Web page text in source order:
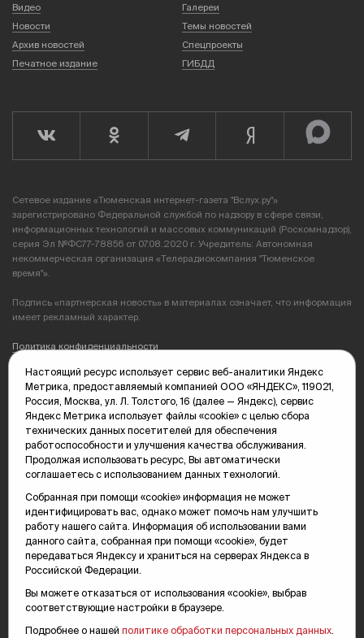
Видео
Галереи
Новости
Темы новостей
Архив новостей
Спецпроекты
Печатное издание
ГИБДД
Сетевое издание «Тюменская интернет-газета "Вслух.ру"»
зарегистрировано Федеральной службой по надзору в сфере связи,
информационных технологий и массовых коммуникаций (Роскомнадзор),
серия Эл №ФС77-78856 от 07.08.2020 г. Учредитель: Автономная
некоммерческая организация «Телерадиокомпания "Тюменское
время"».
Подпись «партнерская новость» в материалах означает, что информация
имеет рекламный характер.
Политика конфиденциальности
Редакция: 625035, Тюмень, пр. Геологоразведчиков, 28А
(3452) 68-89-05
edit@vsluh.ru
Главный редактор: Панкина Т.Ю.
kika@vsluh.ru
По вопросам рекламы:
(3452) 68-89-78
kotovaev@sibinformburo.ru
mim@vsluh.ru
Настоящий ресурс использует сервис веб-аналитики Яндекс
Метрика, предоставляемый компанией ООО «ЯНДЕКС», 119021,
Россия, Москва, ул. Л. Толстого, 16 (далее — Яндекс), сервис
Яндекс Метрика использует файлы «cookie» с целью сбора
технических данных посетителей для обеспечения
работоспособности и улучшения качества обслуживания.
Продолжая использовать ресурс, Вы автоматически
соглашаетесь с использованием данных технологий.
Собранная при помощи «cookie» информация не может
идентифицировать вас, однако может помочь нам улучшить
работу нашего сайта. Информация об использовании вами
данного сайта, собранная при помощи «cookie», будет
передаваться Яндексу и храниться на серверах Яндекса в
Российской Федерации.
Вы можете отказаться от использования «cookie», выбрав
соответствующие настройки в браузере.
Подробнее о нашей политике обработки персональных данных